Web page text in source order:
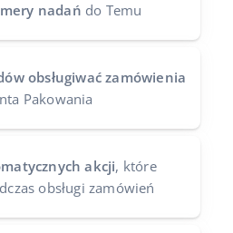
nadań do Temu
obsługiwać zamówienia
Pakowania
akcji, które
obsługi zamówień